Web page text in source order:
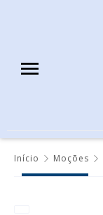
Início Moções